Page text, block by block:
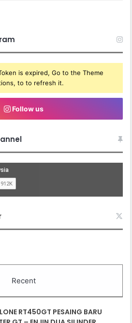
is expired, Go to the Theme
to to refresh it.
Follow us
Recent
RT450GT PESAING BARU